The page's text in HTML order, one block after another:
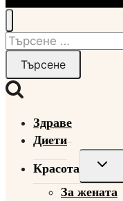
Търсене
Здраве
Диети
Красота
Toggle
menu
За жената